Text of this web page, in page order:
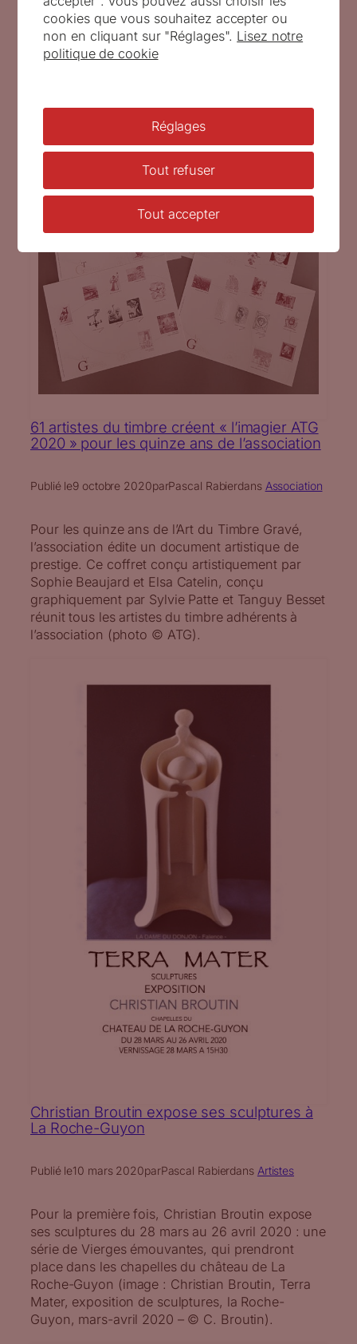
61 artistes du timbre créent « l’imagier ATG
2020 » pour les quinze ans de l’association
Publié le9 octobre 2020parPascal Rabierdans Association
Pour les quinze ans de l’Art du Timbre Gravé,
l’association édite un document artistique de
prestige. Ce coffret conçu artistiquement par
Sophie Beaujard et Elsa Catelin, conçu
graphiquement par Sylvie Patte et Tanguy Besset
réunit tous les artistes du timbre adhérents à
l’association (photo © ATG).
Christian Broutin expose ses sculptures à
La Roche-Guyon
Publié le10 mars 2020parPascal Rabierdans Artistes
Pour la première fois, Christian Broutin expose
ses sculptures du 28 mars au 26 avril 2020 : une
série de Vierges émouvantes, qui prendront
place dans les chapelles du château de La
Roche-Guyon (image : Christian Broutin, Terra
Mater, exposition de sculptures, la Roche-
Guyon, mars-avril 2020 – © C. Broutin).
cookies que vous souhaitez accepter ou
non en cliquant sur "Réglages". Lisez notre
politique de cookie
Réglages
Tout refuser
Tout accepter